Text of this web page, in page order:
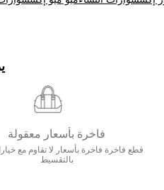
فاخرة بأسعار معقولة
قطع فاخرة فاخرة بأسعار لا تقاوم مع
بالتقسيط